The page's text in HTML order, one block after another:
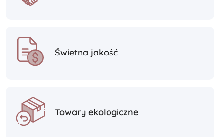
Świetna jakość
Towary ekologiczne